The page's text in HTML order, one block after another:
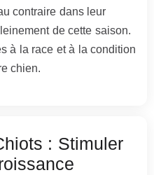
contraire dans leur
de cette saison.
à la race et à la condition
chien.
: Stimuler